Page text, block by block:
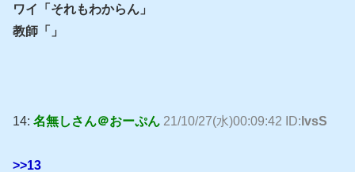
ワイ「それもわからん」
教師「」
14: 名無しさん＠おーぷん 21/10/27(水)00:09:42 ID: lvsS
>>13